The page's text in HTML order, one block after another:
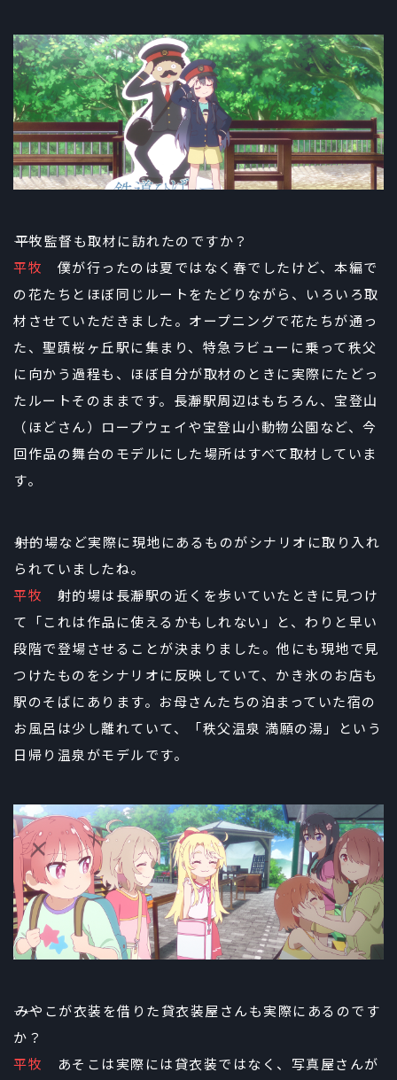
――平牧監督も取材に訪れたのですか？
平牧 僕が行ったのは夏ではなく春でしたけど、本編で
の花たちとほぼ同じルートをたどりながら、いろいろ取
材させていただきました。オープニングで花たちが通っ
た、聖蹟桜ヶ丘駅に集まり、特急ラビューに乗って秩父
に向かう過程も、ほぼ自分が取材のときに実際にたどっ
たルートそのままです。長瀞駅周辺はもちろん、宝登山
（ほどさん）ロープウェイや宝登山小動物公園など、今
回作品の舞台のモデルにした場所はすべて取材していま
す。
――射的場など実際に現地にあるものがシナリオに取り入れ
られていましたね。
平牧 射的場は長瀞駅の近くを歩いていたときに見つけ
て「これは作品に使えるかもしれない」と、わりと早い
段階で登場させることが決まりました。他にも現地で見
つけたものをシナリオに反映していて、かき氷のお店も
駅のそばにあります。お母さんたちの泊まっていた宿の
お風呂は少し離れていて、「秩父温泉 満願の湯」という
日帰り温泉がモデルです。
――みやこが衣装を借りた貸衣装屋さんも実際にあるのです
か？
平牧 あそこは実際には貸衣装ではなく、写真屋さんが